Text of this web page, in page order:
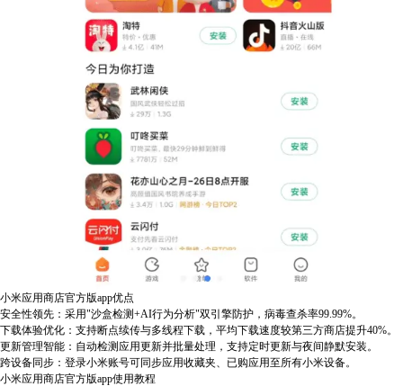
小米应用商店官方版app优点
安全性领先：采用"沙盒检测+AI行为分析"双引擎防护，病毒查杀率99.99%。
下载体验优化：支持断点续传与多线程下载，平均下载速度较第三方商店提升40%。
更新管理智能：自动检测应用更新并批量处理，支持定时更新与夜间静默安装。
跨设备同步：登录小米账号可同步应用收藏夹、已购应用至所有小米设备。
小米应用商店官方版app使用教程